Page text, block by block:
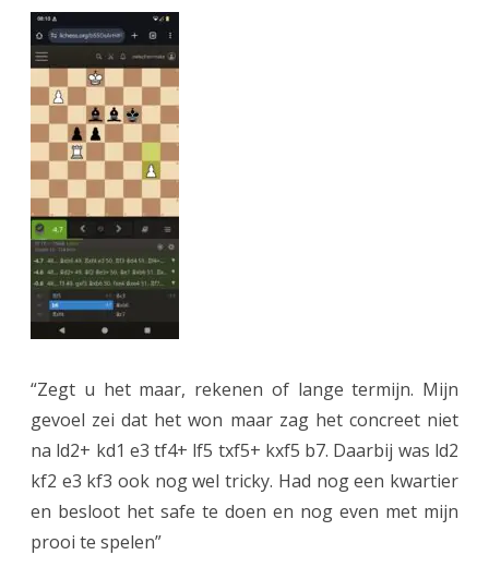
“Zegt u het maar, rekenen of lange termijn. Mijn
gevoel zei dat het won maar zag het concreet niet
na ld2+ kd1 e3 tf4+ lf5 txf5+ kxf5 b7. Daarbij was ld2
kf2 e3 kf3 ook nog wel tricky. Had nog een kwartier
en besloot het safe te doen en nog even met mijn
prooi te spelen”